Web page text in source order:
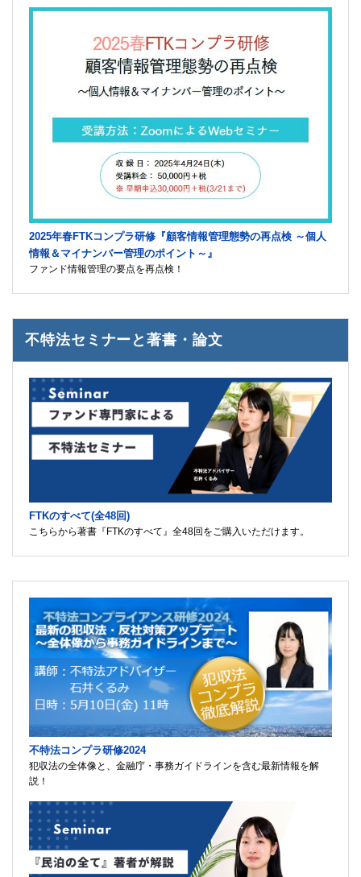
2025年春FTKコンプラ研修『顧客情報管理態勢の再点検 ～個人
情報＆マイナンバー管理のポイント～』
ファンド情報管理の要点を再点検！
不特法セミナーと著書・論文
FTKのすべて(全48回)
こちらから著書『FTKのすべて』全48回をご購入いただけます。
不特法コンプラ研修2024
犯収法の全体像と、金融庁・事務ガイドラインを含む最新情報を解
説！